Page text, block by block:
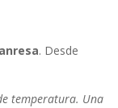
. Desde
temperatura. Una